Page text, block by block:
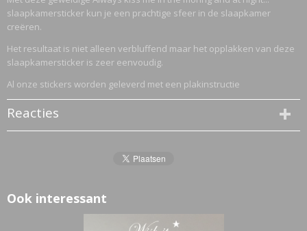
slaapkamersticker kun je een prachtige sfeer in de slaapkamer
creëren.
Het resultaat is niet alleen verbluffend maar het opplakken van deze
slaapkamersticker is zeer eenvoudig.
Al onze stickers worden geleverd met een plakinstructie
Reacties
Ook interessant